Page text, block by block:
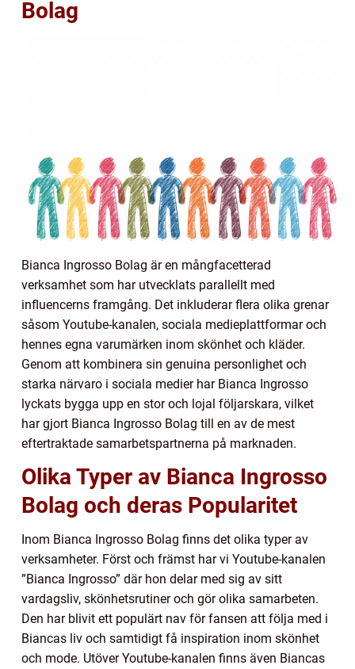
Bolag
Bianca Ingrosso Bolag är en mångfacetterad
verksamhet som har utvecklats parallellt med
influencerns framgång. Det inkluderar flera olika grenar
såsom Youtube-kanalen, sociala medieplattformar och
hennes egna varumärken inom skönhet och kläder.
Genom att kombinera sin genuina personlighet och
starka närvaro i sociala medier har Bianca Ingrosso
lyckats bygga upp en stor och lojal följarskara, vilket
har gjort Bianca Ingrosso Bolag till en av de mest
eftertraktade samarbetspartnerna på marknaden.
Olika Typer av Bianca Ingrosso
Bolag och deras Popularitet
Inom Bianca Ingrosso Bolag finns det olika typer av
verksamheter. Först och främst har vi Youtube-kanalen
”Bianca Ingrosso” där hon delar med sig av sitt
vardagsliv, skönhetsrutiner och gör olika samarbeten.
Den har blivit ett populärt nav för fansen att följa med i
Biancas liv och samtidigt få inspiration inom skönhet
och mode. Utöver Youtube-kanalen finns även Biancas